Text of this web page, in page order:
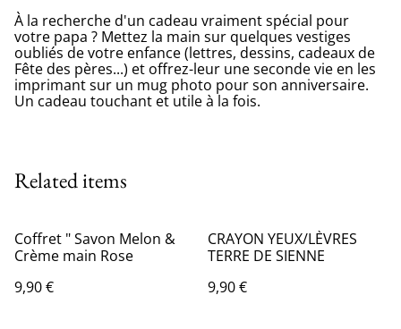
À la recherche d'un cadeau vraiment spécial pour
votre papa ? Mettez la main sur quelques vestiges
oubliés de votre enfance (lettres, dessins, cadeaux de
Fête des pères...) et offrez-leur une seconde vie en les
imprimant sur un mug photo pour son anniversaire.
Un cadeau touchant et utile à la fois.
Related items
Coffret " Savon Melon &
Crème main Rose
9,90 €
CRAYON YEUX/LÈVRES
TERRE DE SIENNE
9,90 €